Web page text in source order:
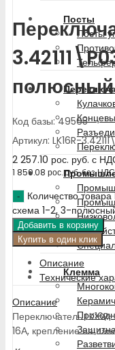
Посты
Посты
Клемма
полюсный
Код базы: 49565
Артикул: LK16R-
2 257.10 рос. руб. с
1 850.08 рос. руб.без НДС
Количество
схема 1-2, 3-
Добавить в корзину
Купить в один клик
Описание
Технические
Описание
Переключатель
16А, крепление на